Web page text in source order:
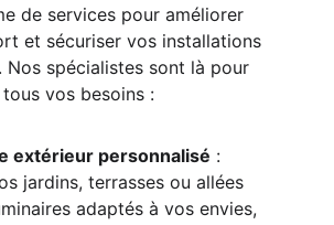
de services pour améliorer
et sécuriser vos installations
Nos spécialistes sont là pour
vos besoins :
extérieur personnalisé :
jardins, terrasses ou allées
adaptés à vos envies,